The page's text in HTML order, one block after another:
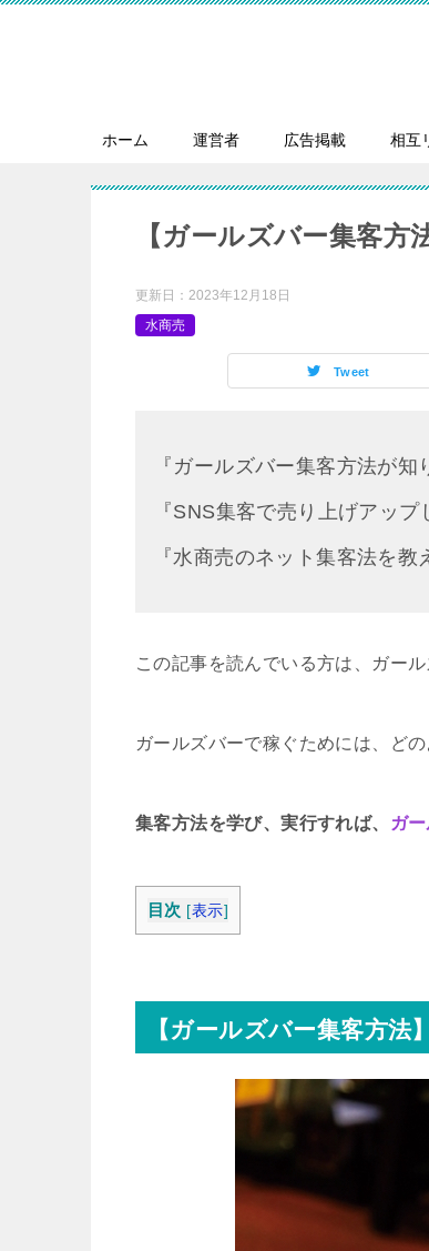
ホーム 運営者 広告掲載 相互
【ガールズバー集客方
更新日： 2023年12月18日
水商売
Tweet
『ガールズバー集客方法が知
『SNS集客で売り上げアップ
『水商売のネット集客法を教
この記事を読んでいる方は、ガー
ガールズバーで稼ぐためには、ど
集客方法を学び、実行すれば、 ガ
目次 [表示]
【ガールズバー集客方法